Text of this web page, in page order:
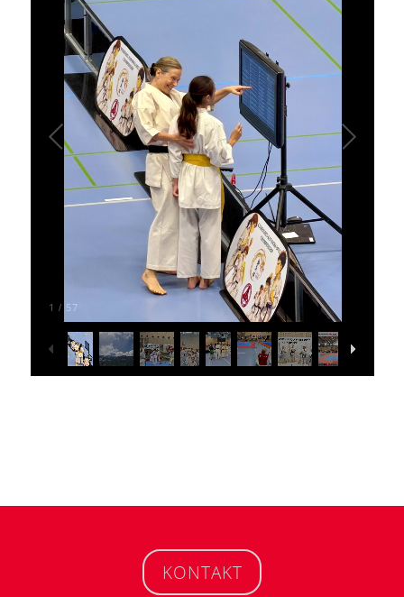
1 / 57
KONTAKT